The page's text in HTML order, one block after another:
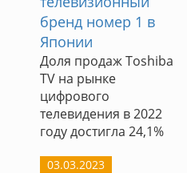
бренд номер 1 в
Японии
Доля продаж Toshiba
TV на рынке
цифрового
телевидения в 2022
году достигла 24,1%
03.03.2023